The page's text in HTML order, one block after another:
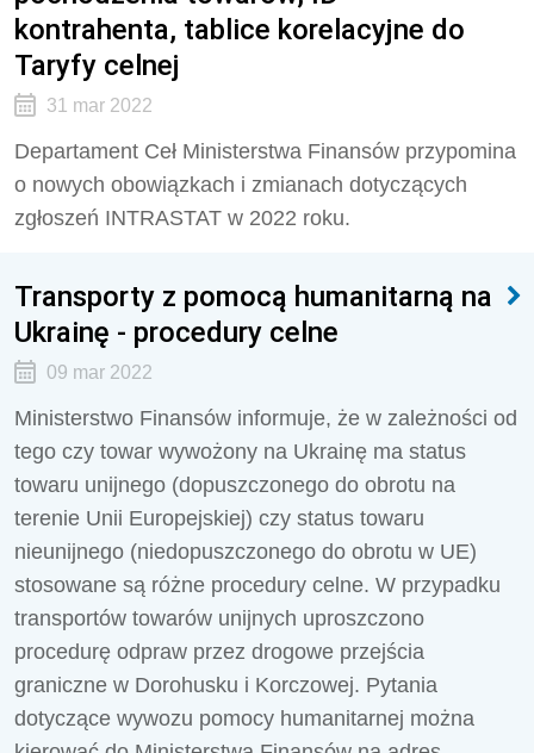
kontrahenta, tablice korelacyjne do
Taryfy celnej
31 mar 2022
Departament Ceł Ministerstwa Finansów przypomina
o nowych obowiązkach i zmianach dotyczących
zgłoszeń INTRASTAT w 2022 roku.
Transporty z pomocą humanitarną na
Ukrainę - procedury celne
09 mar 2022
Ministerstwo Finansów informuje, że w zależności od
tego czy towar wywożony na Ukrainę ma status
towaru unijnego (dopuszczonego do obrotu na
terenie Unii Europejskiej) czy status towaru
nieunijnego (niedopuszczonego do obrotu w UE)
stosowane są różne procedury celne. W przypadku
transportów towarów unijnych uproszczono
procedurę odpraw przez drogowe przejścia
graniczne w Dorohusku i Korczowej. Pytania
dotyczące wywozu pomocy humanitarnej można